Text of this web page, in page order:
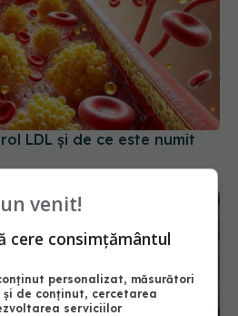
LDL și de ce este numit
venit!
cere consimțământul
personalizat, măsurători
de conținut, cercetarea
serviciilor